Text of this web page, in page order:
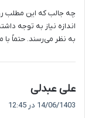
:
چه جالب که این مطلب
اندازه نیاز به توجه
به نظر می‌رسند. حتماً
علی عبدلی
14/06/1403 در 12:45